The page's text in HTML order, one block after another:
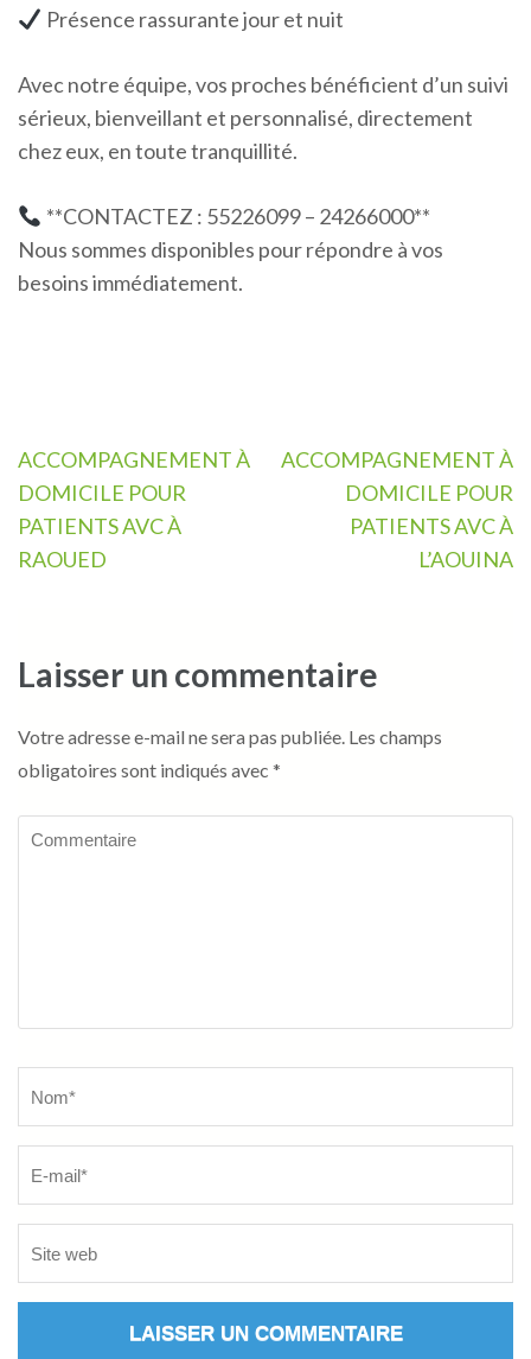
Présence rassurante jour et nuit
Avec notre équipe, vos proches bénéficient d’un suivi
sérieux, bienveillant et personnalisé, directement
chez eux, en toute tranquillité.
**CONTACTEZ : 55226099 – 24266000**
Nous sommes disponibles pour répondre à vos
besoins immédiatement.
Navigation
de
l’article
ACCOMPAGNEMENT À
DOMICILE POUR
PATIENTS AVC À
RAOUED
ACCOMPAGNEMENT À
DOMICILE POUR
PATIENTS AVC À
L’AOUINA
Laisser un commentaire
Votre adresse e-mail ne sera pas publiée. Les champs
obligatoires sont indiqués avec *
Commentaire